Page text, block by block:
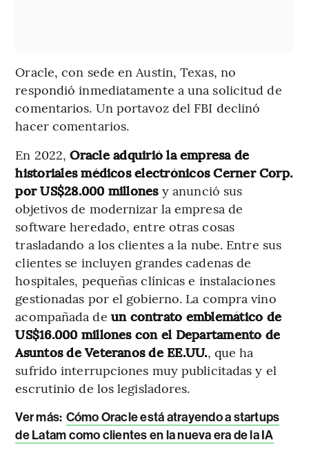
Oracle, con sede en Austin, Texas, no
respondió inmediatamente a una solicitud de
comentarios. Un portavoz del FBI declinó
hacer comentarios.
En 2022, Oracle adquirió la empresa de
historiales médicos electrónicos Cerner Corp.
por US$28.000 millones y anunció sus
objetivos de modernizar la empresa de
software heredado, entre otras cosas
trasladando a los clientes a la nube. Entre sus
clientes se incluyen grandes cadenas de
hospitales, pequeñas clínicas e instalaciones
gestionadas por el gobierno. La compra vino
acompañada de un contrato emblemático de
US$16.000 millones con el Departamento de
Asuntos de Veteranos de EE.UU., que ha
sufrido interrupciones muy publicitadas y el
escrutinio de los legisladores.
Ver más: Cómo Oracle está atrayendo a startups
de Latam como clientes en la nueva era de la IA